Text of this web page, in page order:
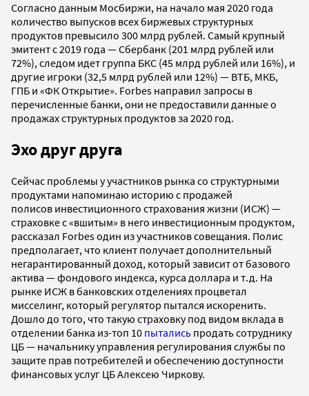
Согласно данным Мосбиржи, на начало мая 2020 года
количество выпусков всех биржевых структурных
продуктов превысило 300 млрд рублей. Самый крупный
эмитент с 2019 года — Сбербанк (201 млрд рублей или
72%), следом идет группа БКС (45 млрд рублей или 16%), и
другие игроки (32,5 млрд рублей или 12%) — ВТБ, МКБ,
ГПБ и «ФК Открытие». Forbes направил запросы в
перечисленные банки, они не предоставили данные о
продажах структурных продуктов за 2020 год.
Эхо друг друга
Сейчас проблемы у участников рынка со структурными
продуктами напоминаю историю с продажей
полисов инвестиционного страхования жизни (ИСЖ) —
страховке с «вшитым» в него инвестиционным продуктом,
рассказал Forbes один из участников совещания. Полис
предполагает, что клиент получает дополнительный
негарантированный доход, который зависит от базового
актива — фондового индекса, курса доллара и т.д. На
рынке ИСЖ в банковских отделениях процветал
мисселинг, который регулятор пытался искоренить.
Дошло до того, что такую страховку под видом вклада в
отделении банка из-топ 10 пытались продать сотруднику
ЦБ — начальнику управления регулирования службы по
защите прав потребителей и обеспечению доступности
финансовых услуг ЦБ Алексею Чиркову.